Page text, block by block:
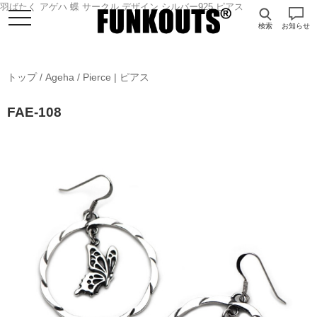
羽ばたく アゲハ 蝶 サークル デザイン シルバー925 ピアス
検索 お知らせ
トップ/ Ageha / Pierce | ピアス
FAE-108